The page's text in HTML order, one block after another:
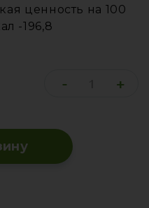
ценность на 100
-196,8
- +